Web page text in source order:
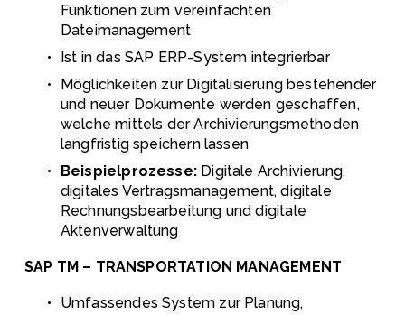
Funktionen zum vereinfachten
Dateimanagement
Ist in das SAP ERP-System integrierbar
Möglichkeiten zur Digitalisierung bestehender
und neuer Dokumente werden geschaffen,
welche mittels der Archivierungsmethoden
langfristig speichern lassen
Beispielprozesse: Digitale Archivierung,
digitales Vertragsmanagement, digitale
Rechnungsbearbeitung und digitale
Aktenverwaltung
SAP TM – TRANSPORTATION MANAGEMENT
Umfassendes System zur Planung,